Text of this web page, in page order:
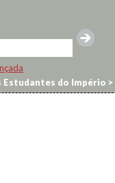
Estudantes do Império >